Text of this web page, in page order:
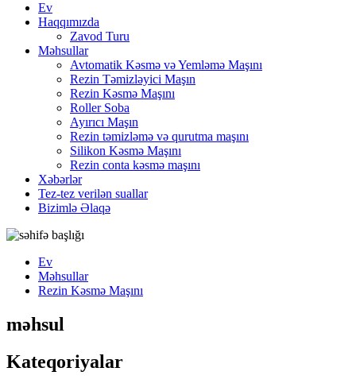
Ev
Haqqımızda
Zavod Turu
Məhsullar
Avtomatik Kəsmə və Yemləmə Maşını
Rezin Təmizləyici Maşın
Rezin Kəsmə Maşını
Roller Soba
Ayırıcı Maşın
Rezin təmizləmə və qurutma maşını
Silikon Kəsmə Maşını
Rezin conta kəsmə maşını
Xəbərlər
Tez-tez verilən suallar
Bizimlə Əlaqə
Ev
Məhsullar
Rezin Kəsmə Maşını
məhsul
Kateqoriyalar